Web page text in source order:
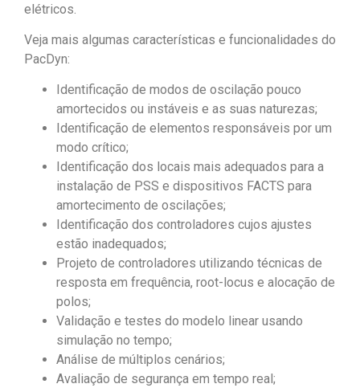
elétricos.
Veja mais algumas características e funcionalidades do
PacDyn:
Identificação de modos de oscilação pouco
amortecidos ou instáveis e as suas naturezas;
Identificação de elementos responsáveis por um
modo crítico;
Identificação dos locais mais adequados para a
instalação de PSS e dispositivos FACTS para
amortecimento de oscilações;
Identificação dos controladores cujos ajustes
estão inadequados;
Projeto de controladores utilizando técnicas de
resposta em frequência, root-locus e alocação de
polos;
Validação e testes do modelo linear usando
simulação no tempo;
Análise de múltiplos cenários;
Avaliação de segurança em tempo real;